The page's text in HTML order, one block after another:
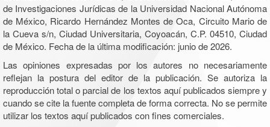
de Investigaciones Jurídicas de la Universidad Nacional Autónoma
de México, Ricardo Hernández Montes de Oca, Circuito Mario de
la Cueva s/n, Ciudad Universitaria, Coyoacán, C.P. 04510, Ciudad
de México. Fecha de la última modificación: junio de 2026.
Las opiniones expresadas por los autores no necesariamente
reflejan la postura del editor de la publicación. Se autoriza la
reproducción total o parcial de los textos aquí publicados siempre y
cuando se cite la fuente completa de forma correcta. No se permite
utilizar los textos aquí publicados con fines comerciales.